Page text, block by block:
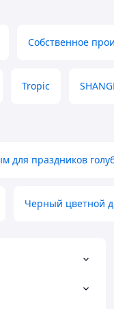
Собственное
Tropic
для праздников
Черный цветной